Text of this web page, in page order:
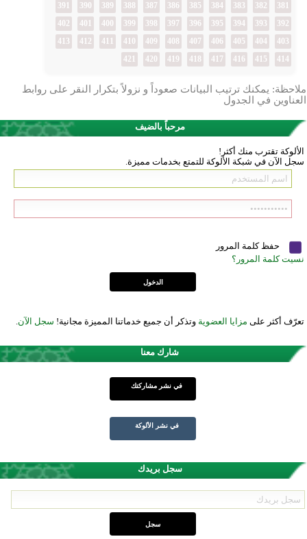
381
382
383
384
385
386
387
388
389
390
391
392
393
394
395
396
397
398
399
400
401
402
403
404
405
406
407
408
409
410
411
412
413
414
415
416
417
418
419
420
421
ملاحظة: يمكنك ترتيب البيانات صعوداً و نزولاً بتكرار النقر على روابط
العناوين في الجدول
مرحباً بالضيف
الألوكة تقترب منك أكثر!
سجل الآن في شبكة الألوكة للتمتع بخدمات مميزة.
حفظ كلمة المرور
نسيت كلمة المرور؟
تعرّف أكثر على مزايا العضوية وتذكر أن جميع خدماتنا المميزة مجانية! سجل الآن.
شارك معنا
في نشر مشاركتك
في نشر الألوكة
سجل بريدك